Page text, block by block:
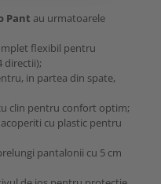
Pant au urmatoarele
flexibil pentru
directii);
in partea din spate,
clin pentru confort optim;
cu plastic pentru
pantalonii cu 5 cm